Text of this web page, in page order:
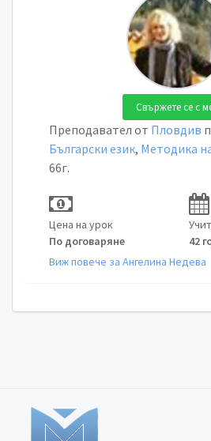
Свържете се с
Преподавател от Пловдив
Български език, Методика
66г.
Цена на урок
По договаряне
42
Виж повече за Ангелина Недева